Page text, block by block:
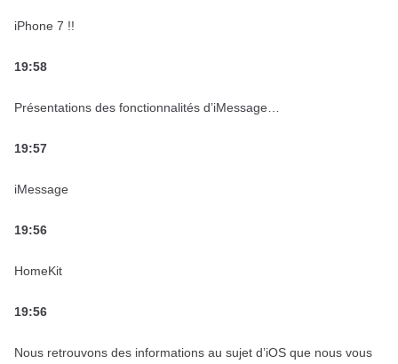
iPhone 7 !!
19:58
Présentations des fonctionnalités d’iMessage…
19:57
iMessage
19:56
HomeKit
19:56
Nous retrouvons des informations au sujet d’iOS que nous vous